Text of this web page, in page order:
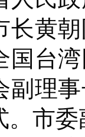
长黄
国台
副理
。市